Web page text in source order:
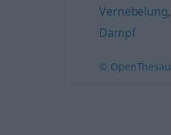
Vernebelung,
Dampf
©